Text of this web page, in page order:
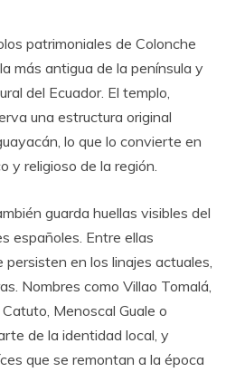
patrimoniales de Colonche
más antigua de la península y
del Ecuador. El templo,
una estructura original
lo que lo convierte en
y religioso de la región.
guarda huellas visibles del
españoles. Entre ellas
en los linajes actuales,
Nombres como Villao Tomalá,
Menoscal Guale o
de la identidad local, y
que se remontan a la época